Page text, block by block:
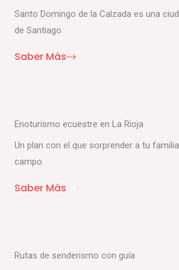
Santo Domingo de la Calzada es una
de Santiago
Saber Más
Enoturismo ecuestre en La Rioja
Un plan con el que sorprender a tu
campo
Saber Más
Rutas de senderismo con guía